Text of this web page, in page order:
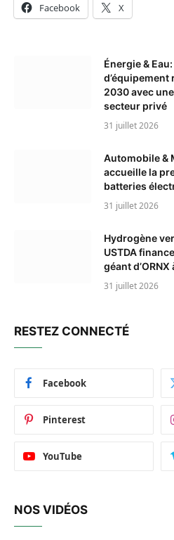
Facebook X
Énergie &
d’équipement
2030 avec
secteur privé
31 juillet 2026
Automobile &
accueille la
batteries
31 juillet 2026
Hydrogène
USTDA
géant
31 juillet 2026
RESTEZ CONNECTÉ
Facebook
Pinterest
YouTube
NOS VIDÉOS